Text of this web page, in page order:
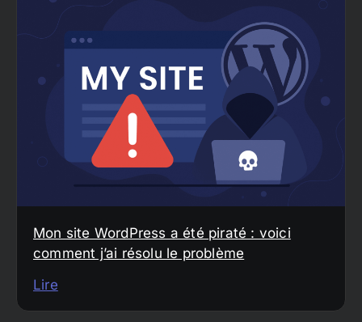
Mon site WordPress a été piraté : voici
comment j’ai résolu le problème
Lire